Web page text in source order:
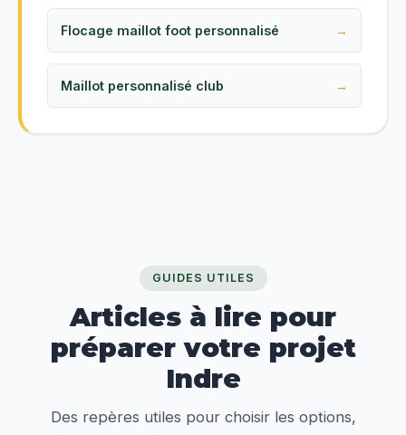
Flocage maillot foot personnalisé
Maillot personnalisé club
GUIDES UTILES
Articles à lire pour
préparer votre projet
Indre
Des repères utiles pour choisir les options,